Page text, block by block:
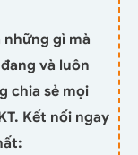
những gì mà
và luôn
chia sẻ mọi
Kết nối ngay